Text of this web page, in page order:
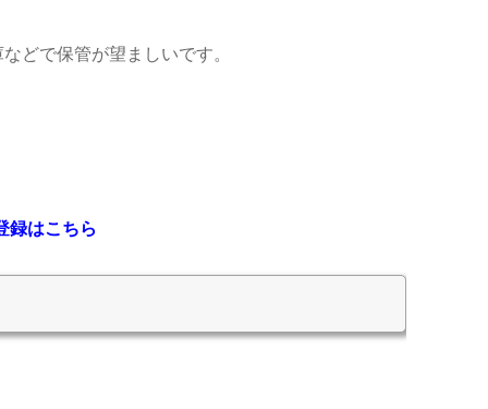
どで保管が望ましいです。
録はこちら